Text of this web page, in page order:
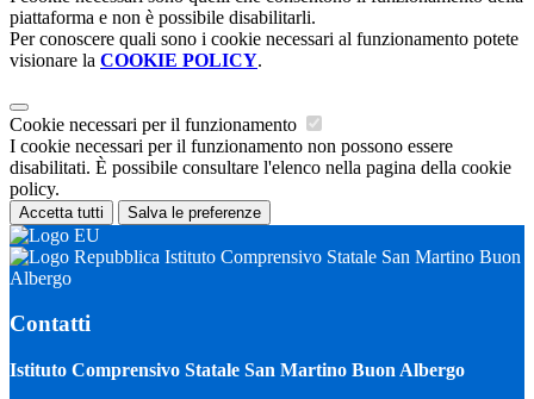
piattaforma e non è possibile disabilitarli.
Per conoscere quali sono i cookie necessari al funzionamento potete
visionare la COOKIE POLICY.
Cookie necessari per il funzionamento
I cookie necessari per il funzionamento non possono essere
disabilitati. È possibile consultare l'elenco nella pagina della cookie
policy.
Accetta tutti Salva le preferenze
Istituto Comprensivo Statale San Martino Buon
Albergo
Contatti
Istituto Comprensivo Statale San Martino Buon Albergo